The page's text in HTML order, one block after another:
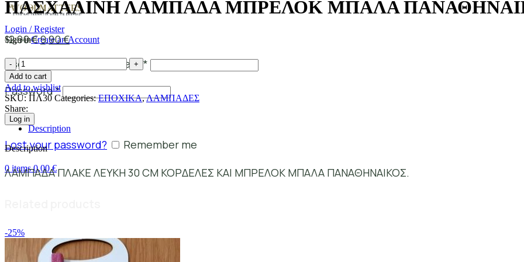
Login / Register
Sign inCreate an Account
Username or email address*
Password*
Log in
Lost your password? Remember me
0 items 0,00€
ΠΑΣΧΑΛΙΝΗ ΛΑΜΠΑΔΑ ΜΠΡΕΛΟΚ ΜΠΑΛΑ
12,90€9,90€
Add to cart
Add to wishlist
SKU:ΠΛ30 Categories: ΕΠΟΧΙΚΑ,ΛΑΜΠΑΔΕΣ
Share:
Description
Description
ΛΑΜΠΑΔΑ ΠΛΑΚΕ ΛΕΥΚΗ 30 CM ΚΟΡΔΕΛΕΣ ΚΑΙ ΜΠΡΕΛΟΚ ΜΠΑΛΑ ΠΑΝΑΘΗΝΑΙΚΟΣ.
-25%